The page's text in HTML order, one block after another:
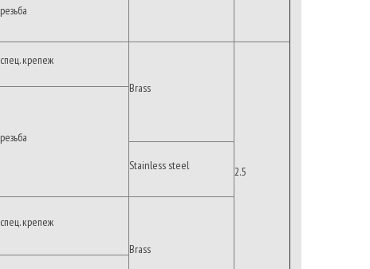
резьба
спец. крепеж
Brass
2.5
резьба
Stainless steel
спец. крепеж
Brass